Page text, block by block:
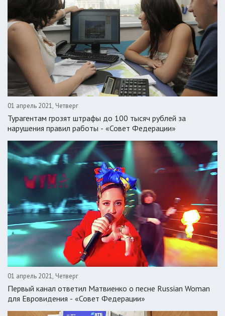
01 апрель 2021, Четверг
Турагентам грозят штрафы до 100 тысяч рублей за
нарушения правил работы - «Совет Федерации»
01 апрель 2021, Четверг
Первый канал ответил Матвиенко о песне Russian Woman
для Евровидения - «Совет Федерации»